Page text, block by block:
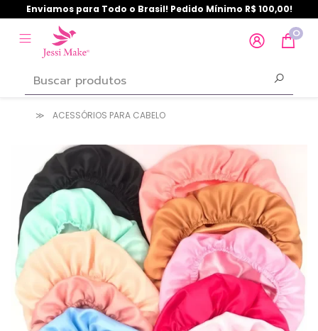
Enviamos para Todo o Brasil! Pedido Mínimo R$ 100,00!
0
ACESSÓRIOS PARA CABELO